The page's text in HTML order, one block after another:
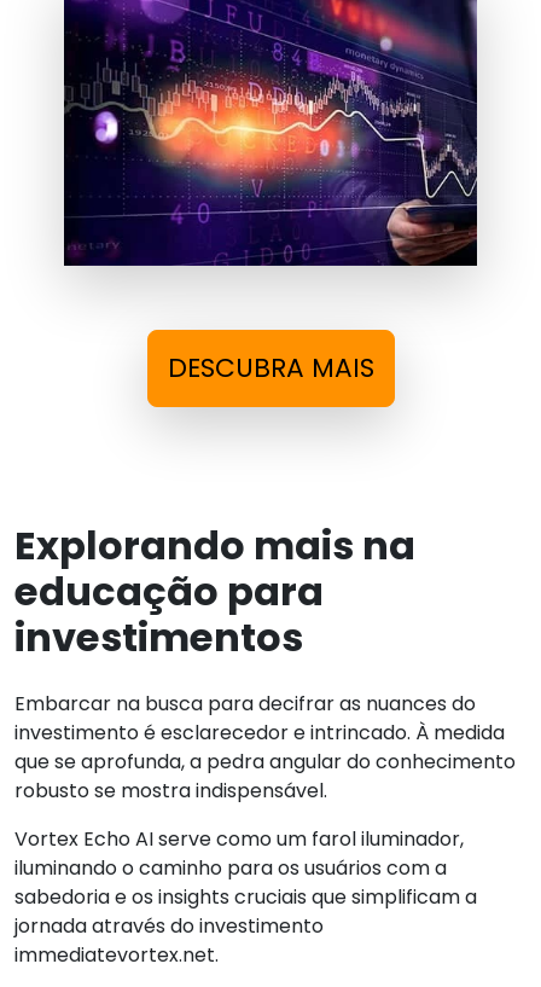
DESCUBRA MAIS
Explorando mais na
educação para
investimentos
Embarcar na busca para decifrar as nuances do
investimento é esclarecedor e intrincado. À medida
que se aprofunda, a pedra angular do conhecimento
robusto se mostra indispensável.
Vortex Echo AI serve como um farol iluminador,
iluminando o caminho para os usuários com a
sabedoria e os insights cruciais que simplificam a
jornada através do investimento
immediatevortex.net.